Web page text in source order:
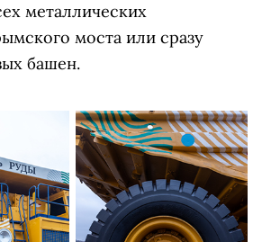
металлических
моста или сразу
башен.